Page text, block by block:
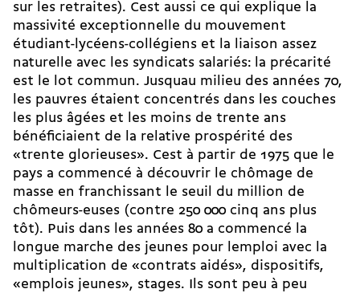
sur les retraites). Cest aussi ce qui explique la
massivité exceptionnelle du mouvement
étudiant-lycéens-collégiens et la liaison assez
naturelle avec les syndicats salariés: la précarité
est le lot commun. Jusquau milieu des années 70,
les pauvres étaient concentrés dans les couches
les plus âgées et les moins de trente ans
bénéficiaient de la relative prospérité des
«trente glorieuses». Cest à partir de 1975 que le
pays a commencé à découvrir le chômage de
masse en franchissant le seuil du million de
chômeurs-euses (contre 250 000 cinq ans plus
tôt). Puis dans les années 80 a commencé la
longue marche des jeunes pour lemploi avec la
multiplication de «contrats aidés», dispositifs,
«emplois jeunes», stages. Ils sont peu à peu